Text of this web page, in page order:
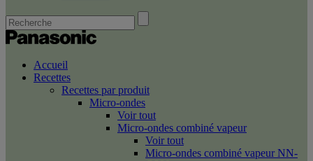
Accueil
Recettes
Recettes par produit
Micro-ondes
Voir tout
Micro-ondes combiné vapeur
Voir tout
Micro-ondes combiné vapeur NN-